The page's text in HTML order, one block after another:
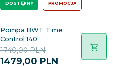
DOSTĘPNY PROMOCJA
Pompa BWT Time
Control 140
1479,00 PLN
1740,00 PLN